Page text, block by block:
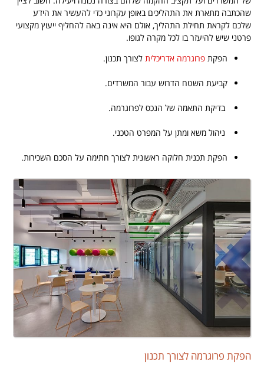
שהכתבה מתארת את התהליכים באופן עקרוני כדי להעשיר את הידע
שלכם לקראת תחילת התהליך, אולם היא אינה באה להחליף ייעוץ מקצועי
פרטני שיש להיעזר בו לכל מקרה לגופו.
הפקתפרוגרמה אדריכלית לצורך תכנון.
קביעת השטח הדרוש עבור המשרדים.
בדיקת התאמה של הנכס לפרוגרמה.
ניהול משא ומתן על המפרט הטכני.
הפקת תכנית חלוקה ראשונית לצורך חתימה על הסכם השכירות.
הפקת פרוגרמה לצורך תכנון